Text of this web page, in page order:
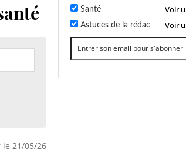
21/05/26
Santé Voir
Astuces de la rédac Voir